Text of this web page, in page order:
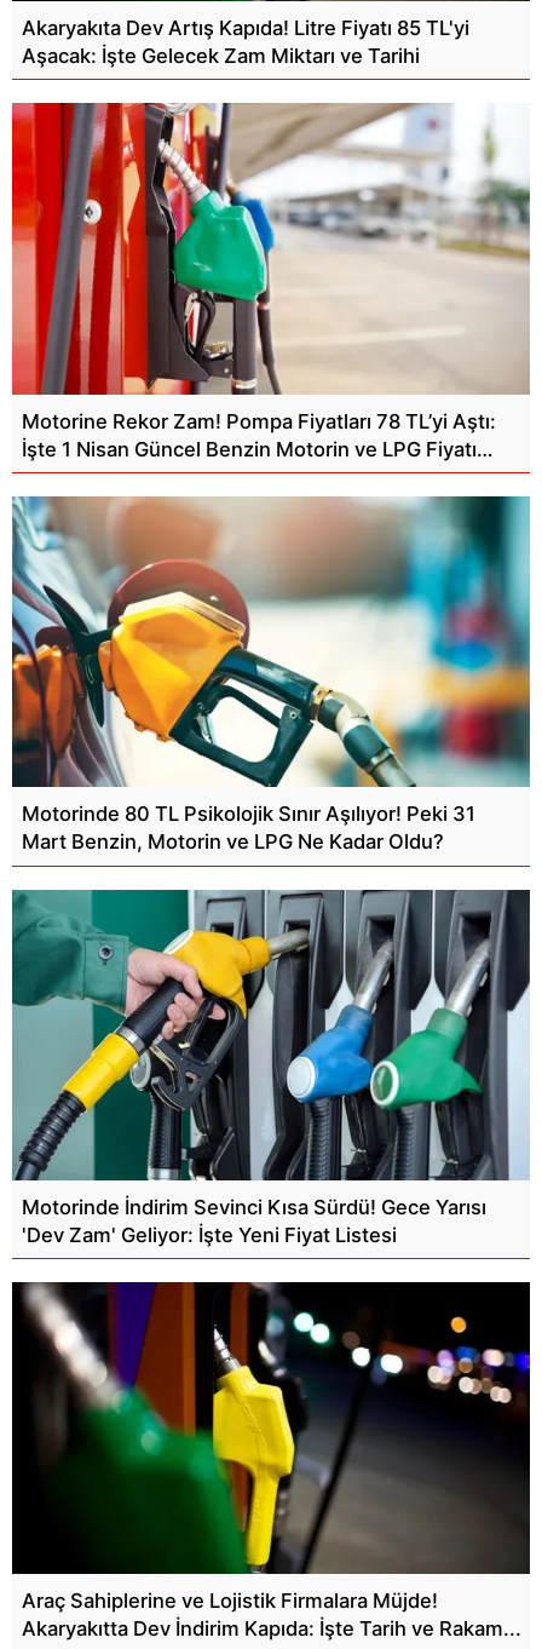
Akaryakıta Dev Artış Kapıda! Litre Fiyatı 85 TL'yi
Aşacak: İşte Gelecek Zam Miktarı ve Tarihi
Motorine Rekor Zam! Pompa Fiyatları 78 TL’yi Aştı:
İşte 1 Nisan Güncel Benzin Motorin ve LPG Fiyatı…
Motorinde 80 TL Psikolojik Sınır Aşılıyor! Peki 31
Mart Benzin, Motorin ve LPG Ne Kadar Oldu?
Motorinde İndirim Sevinci Kısa Sürdü! Gece Yarısı
'Dev Zam' Geliyor: İşte Yeni Fiyat Listesi
Araç Sahiplerine ve Lojistik Firmalara Müjde!
Akaryakıtta Dev İndirim Kapıda: İşte Tarih ve Rakam...